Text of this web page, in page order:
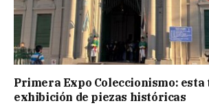
Primera Expo Coleccionismo: esta
exhibición de piezas históricas